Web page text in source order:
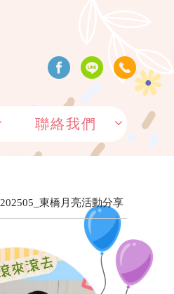
聯絡我們
202505_東橋月亮活動分享